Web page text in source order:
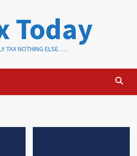
Today
TAX NOTHING ELSE…..